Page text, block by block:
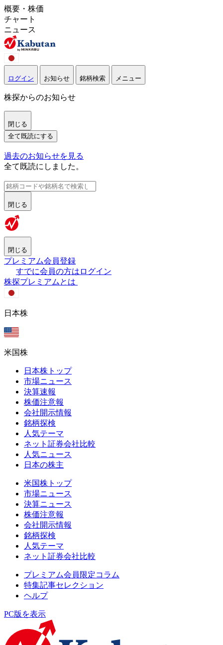
概要・株価
チャート
ニュース
ログイン お知らせ 銘柄検索 メニュー
株探からのお知らせ
閉じる
全て既読にする
過去のお知らせを見る
全て既読にしました。
閉じる
閉じる
プレミアム会員登録
すでに会員の方はログイン
株探プレミアムとは
日本株
米国株
日本株トップ
市場ニュース
決算速報
株価注意報
会社開示情報
銘柄探検
人気テーマ
ネット証券会社比較
人気ニュース
日本の株主
米国株トップ
市場ニュース
決算ニュース
株価注意報
会社開示情報
銘柄探検
人気テーマ
ネット証券会社比較
プレミアム会員限定コラム
特集記事セレクション
ヘルプ
PC版を表示